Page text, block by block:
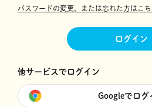
パスワードの変更、または忘れた方はこち
ログイン
他サービスでログイン
Googleでログ